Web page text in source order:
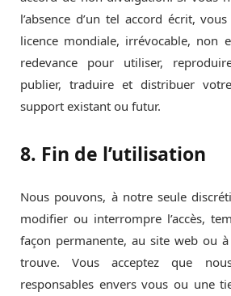
l’absence d’un tel accord écrit,
licence mondiale, irrévocable, non
redevance pour utiliser,
publier, traduire et distribuer
support existant ou futur.
8. Fin de l’utilisation
Nous pouvons, à notre seule
modifier ou interrompre l’accès,
façon permanente, au site web ou
trouve. Vous acceptez que
responsables envers vous ou une